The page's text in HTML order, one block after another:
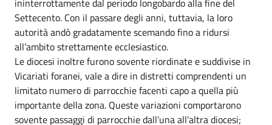
Settecento. Con il passare degli anni, tuttavia, la loro
autorità andò gradatamente scemando fino a ridursi
all’ambito strettamente ecclesiastico.
Le diocesi inoltre furono sovente riordinate e suddivise in
Vicariati foranei, vale a dire in distretti comprendenti un
limitato numero di parrocchie facenti capo a quella più
importante della zona. Queste variazioni comportarono
sovente passaggi di parrocchie dall’una all’altra diocesi;